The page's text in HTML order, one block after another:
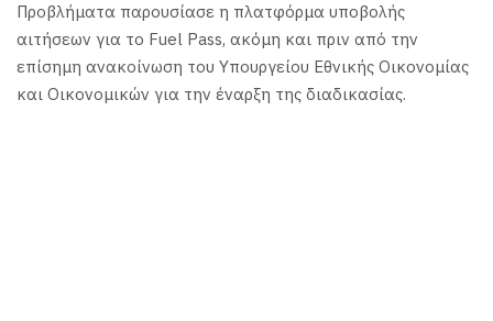
Προβλήματα παρουσίασε η πλατφόρμα υποβολής
αιτήσεων για το Fuel Pass, ακόμη και πριν από την
επίσημη ανακοίνωση του Υπουργείου Εθνικής Οικονομίας
και Οικονομικών για την έναρξη της διαδικασίας.